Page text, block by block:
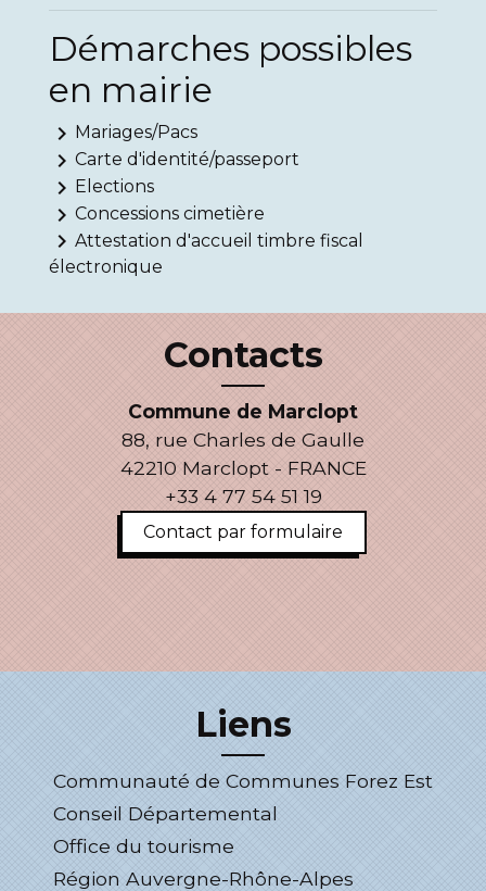
Démarches possibles
en mairie
keyboard_arrow_right Mariages/Pacs
keyboard_arrow_right Carte d'identité/passeport
keyboard_arrow_right Elections
keyboard_arrow_right Concessions cimetière
keyboard_arrow_right Attestation d'accueil timbre fiscal
électronique
Contacts
Commune de Marclopt
88, rue Charles de Gaulle
42210 Marclopt - FRANCE
+33 4 77 54 51 19
Contact par formulaire
Liens
Communauté de Communes Forez Est
Conseil Départemental
Office du tourisme
Région Auvergne-Rhône-Alpes